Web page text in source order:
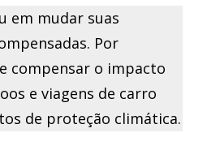
em mudar suas
Por
compensar o impacto
e viagens de carro
de proteção climática.